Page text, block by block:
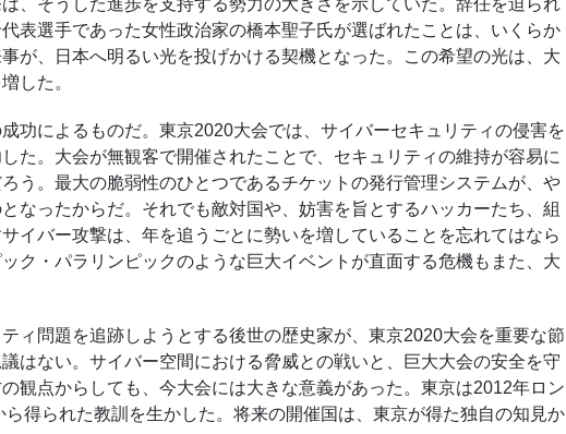
表選手であった女性政治家の橋本聖子氏が選ばれたことは、いくらか
が、日本へ明るい光を投げかける契機となった。この希望の光は、大
した。
功によるものだ。東京2020大会では、サイバーセキュリティの侵害を
た。大会が無観客で開催されたことで、セキュリティの維持が容易に
う。最大の脆弱性のひとつであるチケットの発行管理システムが、や
なったからだ。それでも敵対国や、妨害を旨とするハッカーたち、組
イバー攻撃は、年を追うごとに勢いを増していることを忘れてはなら
ク・パラリンピックのような巨大イベントが直面する危機もまた、大
ィ問題を追跡しようとする後世の歴史家が、東京2020大会を重要な節
はない。サイバー空間における脅威との戦いと、巨大大会の安全を守
観点からしても、今大会には大きな意義があった。東京は2012年ロン
ら得られた教訓を生かした。将来の開催国は、東京が得た独自の知見か